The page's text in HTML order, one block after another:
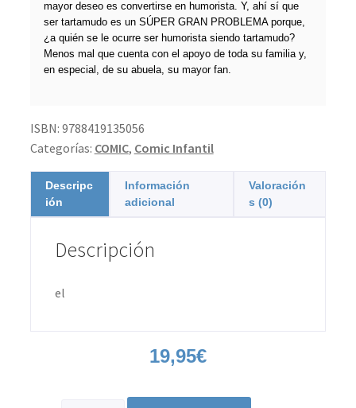
mayor deseo es convertirse en humorista. Y, ahí sí que
ser tartamudo es un SÚPER GRAN PROBLEMA porque,
¿a quién se le ocurre ser humorista siendo tartamudo?
Menos mal que cuenta con el apoyo de toda su familia y,
en especial, de su abuela, su mayor fan.
ISBN: 9788419135056
Categorías: COMIC, Comic Infantil
Descripc
ión
Información
adicional
Valoración
s (0)
Descripción
el
19,95€